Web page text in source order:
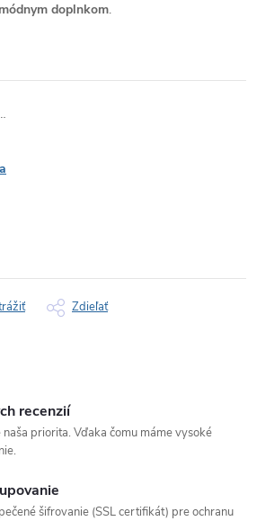
doplnkom.
Zdieľať
recenzií
naša priorita. Vďaka čomu máme vysoké
šifrovanie (SSL certifikát) pre ochranu